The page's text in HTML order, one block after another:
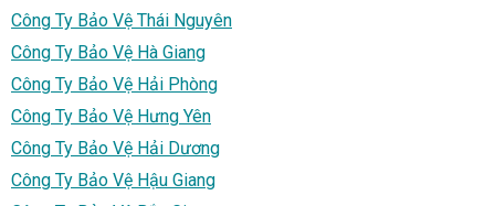
Công Ty Bảo Vệ Thái Nguyên
Công Ty Bảo Vệ Hà Giang
Công Ty Bảo Vệ Hải Phòng
Công Ty Bảo Vệ Hưng Yên
Công Ty Bảo Vệ Hải Dương
Công Ty Bảo Vệ Hậu Giang